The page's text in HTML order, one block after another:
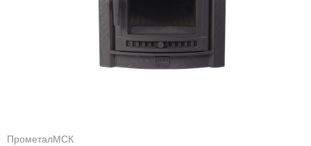
ПрометалМСК